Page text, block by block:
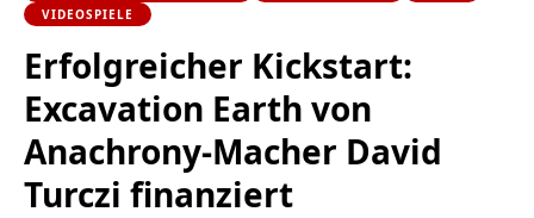
VIDEOSPIELE
Erfolgreicher Kickstart:
Excavation Earth von
Anachrony-Macher David
Turczi finanziert